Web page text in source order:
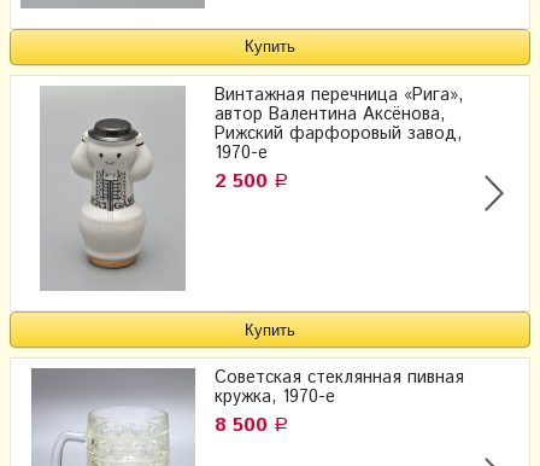
Винтажная перечница «Рига»,
автор Валентина Аксёнова,
Рижский фарфоровый завод,
1970-е
2 500 Р
Советская стеклянная пивная
кружка, 1970-е
8 500 Р